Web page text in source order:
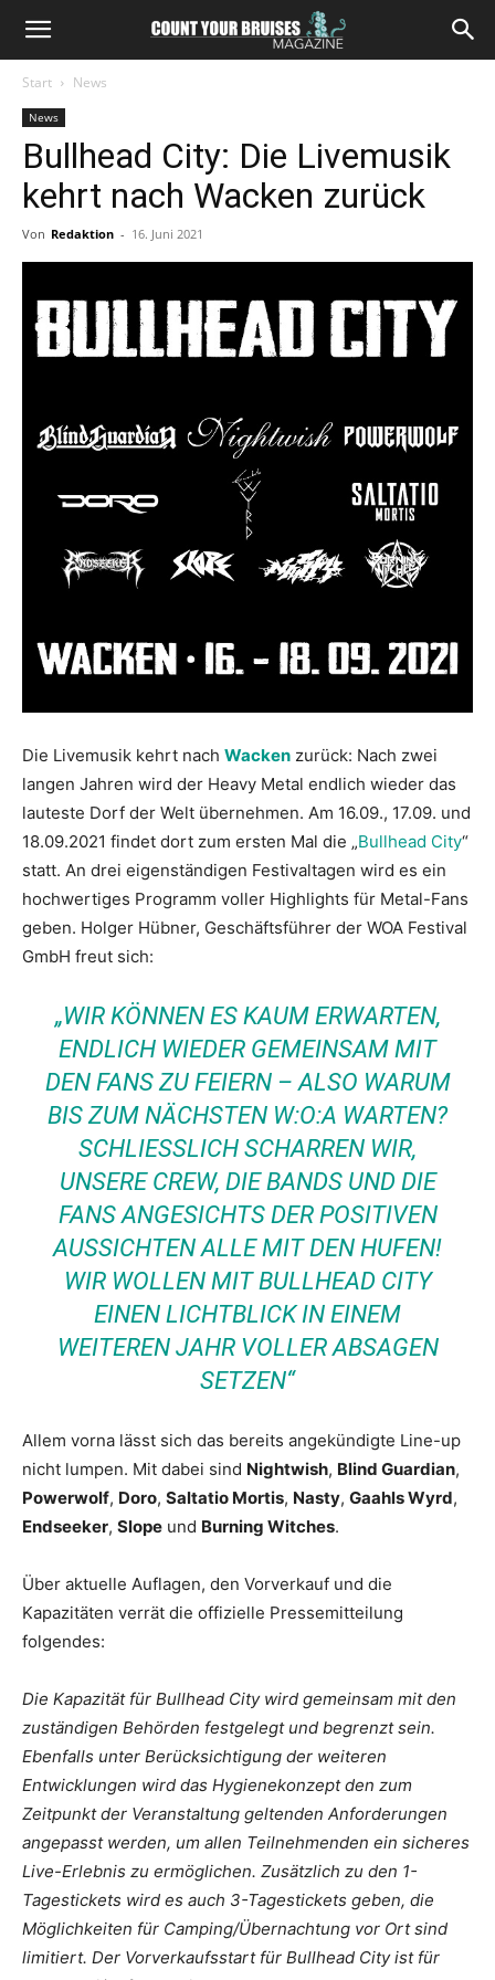
Start News
News
Bullhead City: Die Livemusik
kehrt nach Wacken zurück
Von Redaktion - 16. Juni 2021
Die Livemusik kehrt nach Wacken zurück: Nach zwei
langen Jahren wird der Heavy Metal endlich wieder das
lauteste Dorf der Welt übernehmen. Am 16.09., 17.09. und
18.09.2021 findet dort zum ersten Mal die „Bullhead City“
statt. An drei eigenständigen Festivaltagen wird es ein
hochwertiges Programm voller Highlights für Metal-Fans
geben. Holger Hübner, Geschäftsführer der WOA Festival
GmbH freut sich:
„WIR KÖNNEN ES KAUM ERWARTEN,
ENDLICH WIEDER GEMEINSAM MIT
DEN FANS ZU FEIERN – ALSO WARUM
BIS ZUM NÄCHSTEN W:O:A WARTEN?
SCHLIESSLICH SCHARREN WIR, U
NSERE CREW, DIE BANDS UND DIE F
ANS ANGESICHTS DER POSITIVEN A
USSICHTEN ALLE MIT DEN HUFEN! W
IR WOLLEN MIT BULLHEAD CITY E
INEN LICHTBLICK IN EINEM W
EITEREN JAHR VOLLER ABSAGEN S
ETZEN“
Allem vorna lässt sich das bereits angekündigte Line-up
nicht lumpen. Mit dabei sind Nightwish, Blind Guardian,
Powerwolf, Doro, Saltatio Mortis, Nasty, Gaahls Wyrd,
Endseeker, Slope und Burning Witches.
Über aktuelle Auflagen, den Vorverkauf und die
Kapazitäten verrät die offizielle Pressemitteilung
folgendes:
Die Kapazität für Bullhead City wird gemeinsam mit den
zuständigen Behörden festgelegt und begrenzt sein.
Ebenfalls unter Berücksichtigung der weiteren
Entwicklungen wird das Hygienekonzept den zum
Zeitpunkt der Veranstaltung geltenden Anforderungen
angepasst werden, um allen Teilnehmenden ein sicheres
Live-Erlebnis zu ermöglichen. Zusätzlich zu den 1-
Tagestickets wird es auch 3-Tagestickets geben, die
Möglichkeiten für Camping/Übernachtung vor Ort sind
limitiert. Der Vorverkaufsstart für Bullhead City ist für